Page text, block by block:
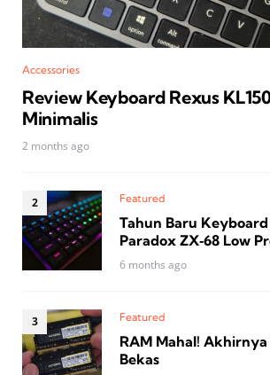
Accessories
Review Keyboard Rexus
Minimalis
2 months ago
Featured
Tahun Baru
Paradox ZX‑68 Low
6 months ago
Featured
RAM Mahal! Akhirnya
Bekas